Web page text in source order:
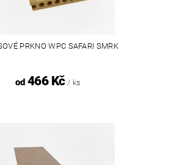
PRKNO WPC SAFARI SMRK
od466 Kč / ks